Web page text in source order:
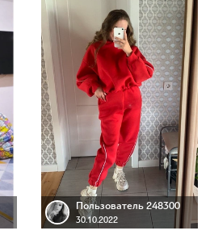
Пользователь 248300
30.10.2022